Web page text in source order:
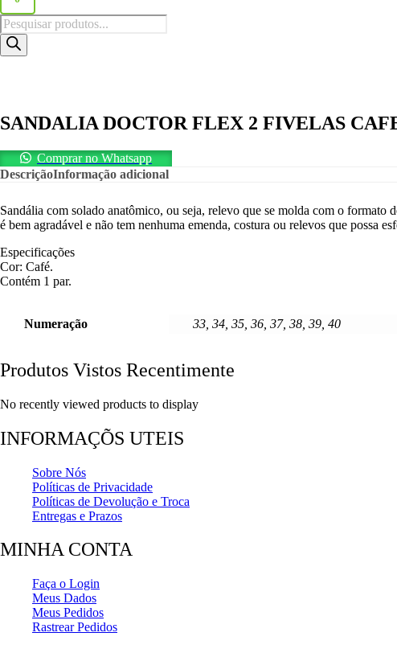
Pesquisar
produtos
SANDALIA DOCTOR FLEX 2 FIVELAS
Comprar no Whatsapp
DescriçãoInformação adicional
Sandália com solado anatômico, ou seja, relevo que se molda com o
é bem agradável e não tem nenhuma emenda, costura ou relevos que possa
Especificações
Cor: Café.
Contém 1 par.
Numeração 33, 34, 35, 36, 37, 38, 39, 40
Produtos Vistos Recentimente
No recently viewed products to display
INFORMAÇÕS UTEIS
Sobre Nós
Políticas de Privacidade
Políticas de Devolução e Troca
Entregas e Prazos
MINHA CONTA
Faça o Login
Meus Dados
Meus Pedidos
Rastrear Pedidos